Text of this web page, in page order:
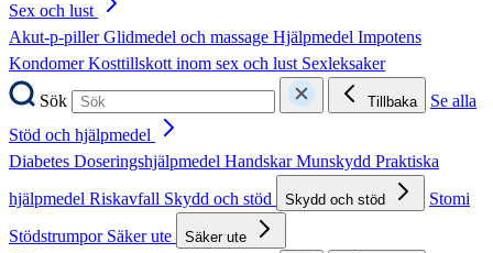
Sex och lust
Akut-p-pillerGlidmedel och massage Hjälpmedel Impotens
KondomerKosttillskott inom sex och lust Sexleksaker
Sök
Tillbaka
Se alla
Stöd och hjälpmedel
Diabetes Doseringshjälpmedel HandskarMunskydd Praktiska
hjälpmedel Riskavfall Skydd och stöd Skydd och stöd
Stomi
Stödstrumpor Säker ute Säker ute